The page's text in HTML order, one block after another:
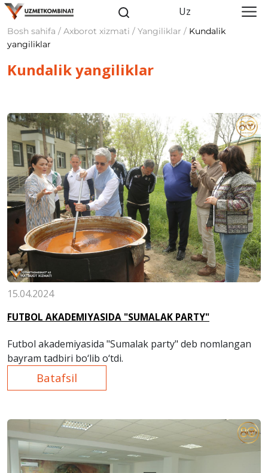
Uz
Bosh sahifa / Axborot xizmati / Yangiliklar / Kundalik
yangiliklar
Kundalik yangiliklar
15.04.2024
FUTBOL AKADEMIYASIDA "SUMALAK PARTY"
Futbol akademiyasida "Sumalak party" deb nomlangan
bayram tadbiri bo‘lib o‘tdi.
Batafsil